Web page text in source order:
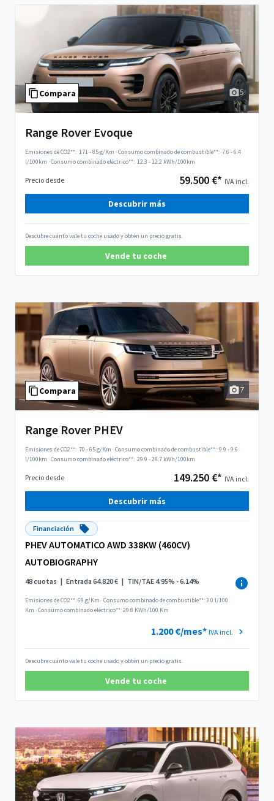
Compara 5
Range Rover Evoque
Emisiones de CO2**: 171 - 85 g/Km ·Consumo combinado de combustible**: 7.6 - 6.4
l/100km ·Consumo combinado eléctrico**: 12.3 - 12.2 kWh/100km
Precio desde 59.500 €* IVA incl.
Descubrir más
Descubre cuánto vale tu coche usado y obtén un precio gratis.
Vende tu coche
Compara 7
Range Rover PHEV
Emisiones de CO2**: 70 - 65 g/Km ·Consumo combinado de combustible**: 9.9 - 9.6
l/100km ·Consumo combinado eléctrico**: 29.9 - 28.7 kWh/100km
Precio desde 149.250 €* IVA incl.
Descubrir más
Financiación
PHEV AUTOMATICO AWD 338KW (460CV)
AUTOBIOGRAPHY
48 cuotas | Entrada 64.820 € | TIN/TAE 4.95% - 6.14%
Emisiones de CO2**: 69 g/Km ·Consumo combinado de combustible**: 3.0 l/100
Km ·Consumo combinado eléctrico**: 29.8 KWh/100 Km
1.200 €/mes* IVA incl.
Descubre cuánto vale tu coche usado y obtén un precio gratis.
Vende tu coche